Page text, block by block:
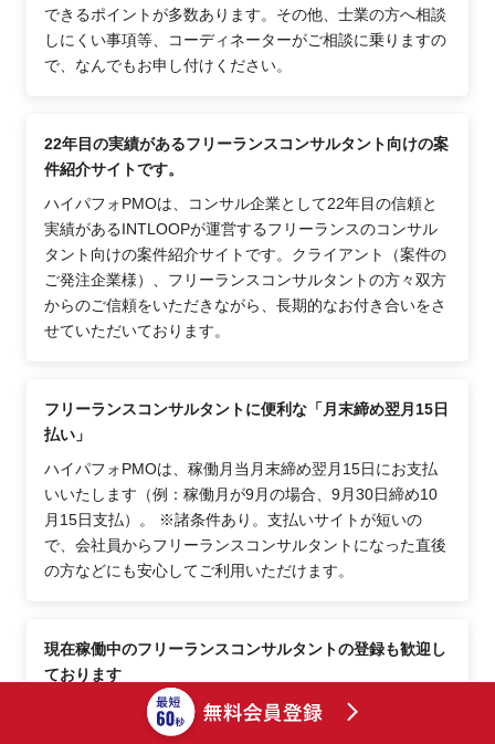
できるポイントが多数あります。その他、士業の方へ相談
しにくい事項等、コーディネーターがご相談に乗りますの
で、なんでもお申し付けください。
22年目の実績があるフリーランスコンサルタント向けの案
件紹介サイトです。
ハイパフォPMOは、コンサル企業として22年目の信頼と
実績があるINTLOOPが運営するフリーランスのコンサル
タント向けの案件紹介サイトです。クライアント（案件の
ご発注企業様）、フリーランスコンサルタントの方々双方
からのご信頼をいただきながら、長期的なお付き合いをさ
せていただいております。
フリーランスコンサルタントに便利な「月末締め翌月15日
払い」
ハイパフォPMOは、稼働月当月末締め翌月15日にお支払
いいたします（例：稼働月が9月の場合、9月30日締め10
月15日支払）。 ※諸条件あり。支払いサイトが短いの
で、会社員からフリーランスコンサルタントになった直後
の方などにも安心してご利用いただけます。
現在稼働中のフリーランスコンサルタントの登録も歓迎し
ております
現在稼働中（常駐中も含む）のフリーランスコンサルタン
トの方や会社員として企業に在籍中のコンサルタントで独